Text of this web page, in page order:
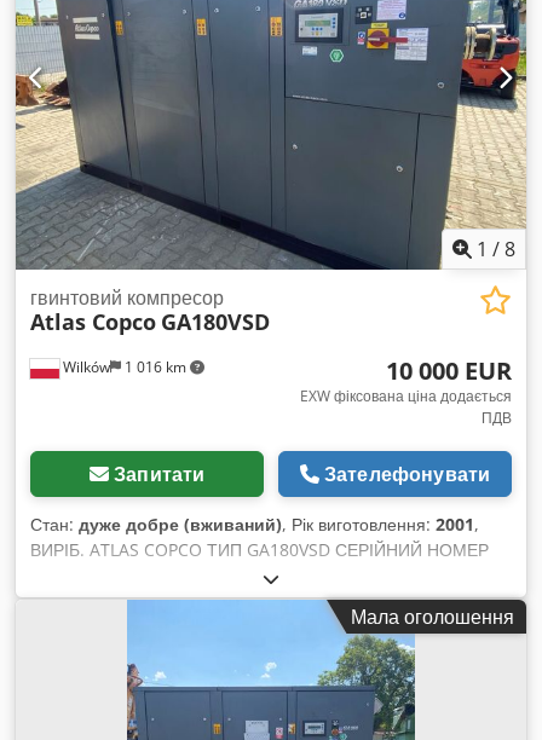
1 /8
Wilków 1 016 km
гвинтовий компресор
Atlas Copco GA180VSD
10 000 EUR
EXW фіксована ціна додається
ПДВ
Запитати Зателефонувати
Стан: дуже добре (вживаний), Рік виготовлення: 2001,
ВИРІБ. ATLAS COPCO ТИП GA180VSD СЕРІЙНИЙ НОМЕР
AIF072891 РІК 2001 ПОТУЖНІСТЬ (кВт) 181 Djdpfx Aaozq
An No Eowa ПРОДУКТИВНІСТЬ (м³/хв) ТИСК (бар) 12,50
МОТОГОДИН (РОБОЧІ/ЗАГАЛЬНІ) 85719 ІНВЕРТОР так
ВБУДОВАНИЙ ОСУШУВАЧ ні ОХЛАДЖУВАЧ ні
ОХОЛОДЖЕННЯ (ПОВІТРЯ/ВОДА) повітря НА РЕЗЕРВУАРІ
ні ДОКУМЕНТАЦІЯ ні ПІДКЛЮЧЕННЯ 2 1/2 НОВИЙ/
ВЖИВАНИЙ ВЖИВАНИЙ
Мала оголошення